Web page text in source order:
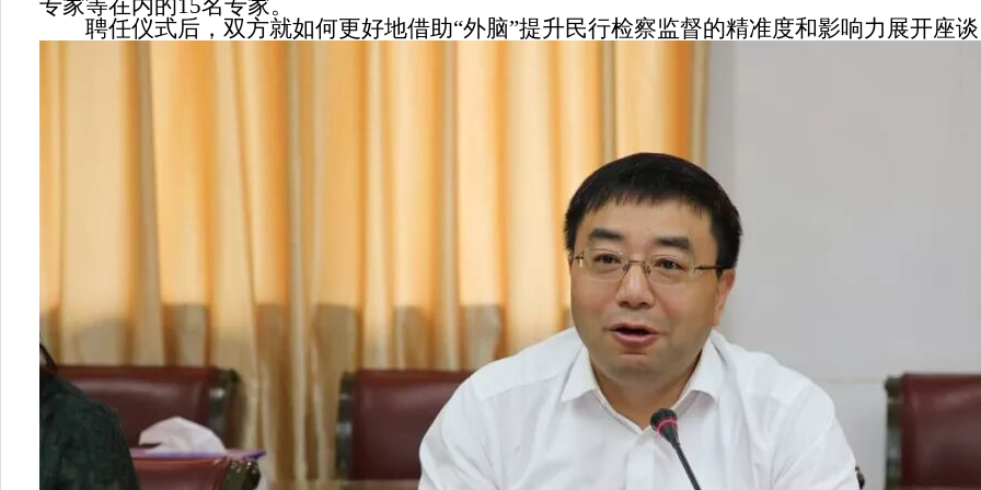
专家等在内的15名专家。
聘任仪式后，双方就如何更好地借助“外脑”提升民行检察监督的精准度和影响力展开座